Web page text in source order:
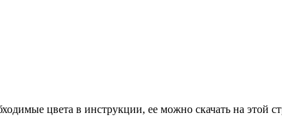
цвета в инструкции, ее можно скачать на этой